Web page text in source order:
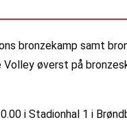
bronzekamp samt
øverst på
i Stadionhal 1 i